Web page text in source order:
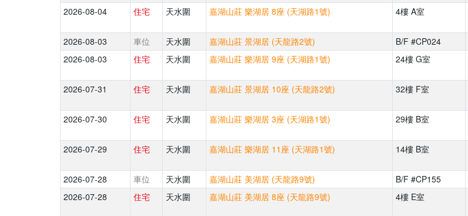
2026-08-04 住宅 天水圍 嘉湖山莊 樂湖居 8座 (天湖路1號) 4樓 A室
2026-08-03 車位 天水圍 嘉湖山莊 景湖居 (天龍路2號) B/F #CP024
2026-08-03
住宅 天水圍 嘉湖山莊 樂湖居 9座 (天湖路1號) 24樓 G室
2026-07-31 住宅 天水圍 嘉湖山莊 景湖居 10座 (天龍路2號) 32樓 F室
2026-07-30 住宅 天水圍 嘉湖山莊 樂湖居 3座 (天湖路1號) 29樓 B室
2026-07-29 住宅 天水圍 嘉湖山莊 樂湖居 11座 (天湖路1號) 14樓 B室
2026-07-28 車位 天水圍 嘉湖山莊 美湖居 (天龍路9號) B/F #CP155
2026-07-28
住宅 天水圍 嘉湖山莊 美湖居 8座 (天龍路9號) 4樓 E室